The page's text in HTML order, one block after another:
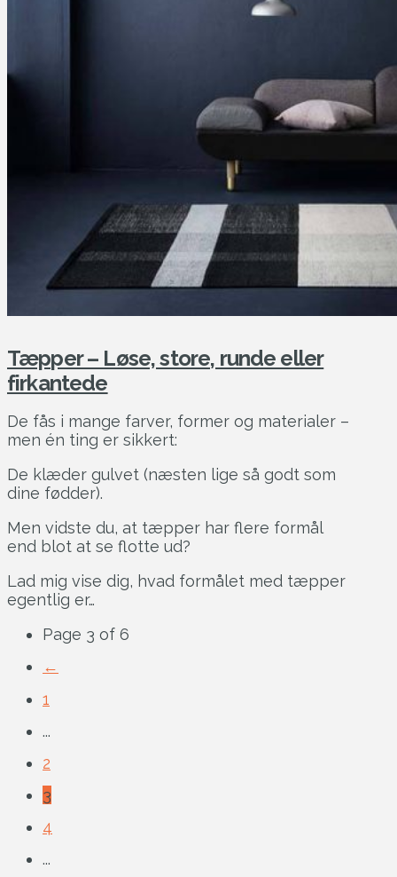
Tæpper – Løse, store, runde eller
firkantede
De fås i mange farver, former og materialer –
men én ting er sikkert:
De klæder gulvet (næsten lige så godt som
dine fødder).
Men vidste du, at tæpper har flere formål
end blot at se flotte ud?
Lad mig vise dig, hvad formålet med tæpper
egentlig er…
Page 3 of 6
←
1
...
2
3
4
...